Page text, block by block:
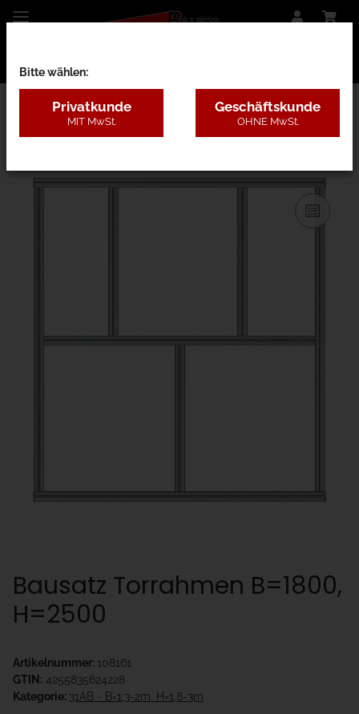
31AB - B=1,3-2m, H=1,8-3m
Bausatz Torrahmen B=1800,
H=2500
Artikelnummer: 108161
GTIN: 4255835624228
Kategorie: 31AB - B=1,3-2m, H=1,8-3m
Bitte wählen:
Privatkunde
MIT MwSt.
Geschäftskunde
OHNE MwSt.